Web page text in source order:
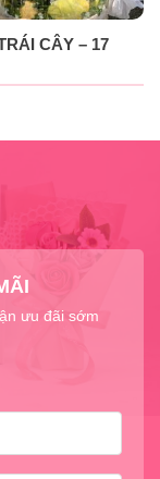
CÂY – 17
ưu đãi sớm